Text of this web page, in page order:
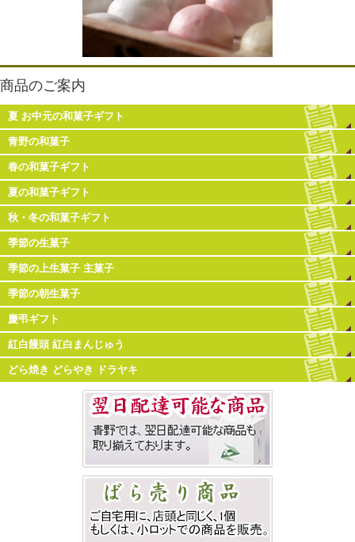
商品のご案内
夏 お中元の和菓子ギフト
青野の和菓子
春の和菓子ギフト
夏の和菓子ギフト
秋・冬の和菓子ギフト
季節の生菓子
季節の上生菓子 主菓子
季節の朝生菓子
慶弔ギフト
紅白饅頭 紅白まんじゅう
どら焼き どらやき ドラヤキ